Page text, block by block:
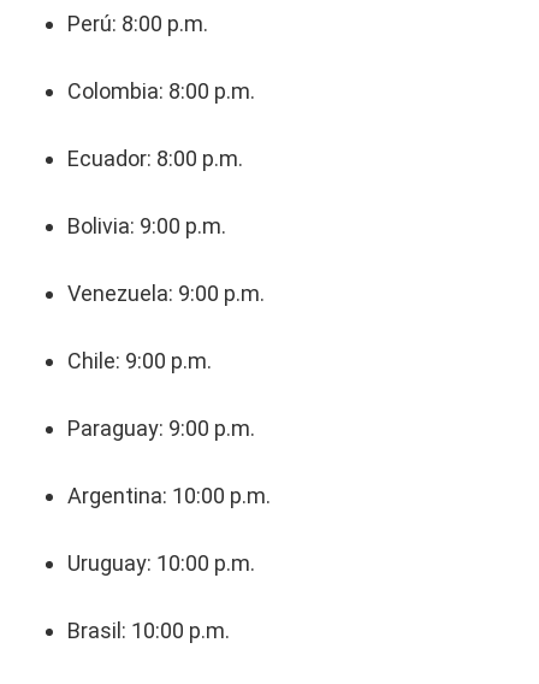
Perú: 8:00 p.m.
Colombia: 8:00 p.m.
Ecuador: 8:00 p.m.
Bolivia: 9:00 p.m.
Venezuela: 9:00 p.m.
Chile: 9:00 p.m.
Paraguay: 9:00 p.m.
Argentina: 10:00 p.m.
Uruguay: 10:00 p.m.
Brasil: 10:00 p.m.